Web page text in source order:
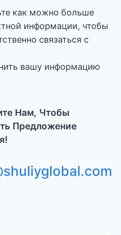
как можно больше
информации, чтобы
связаться с
вашу информацию
Нам, Чтобы
Предложение